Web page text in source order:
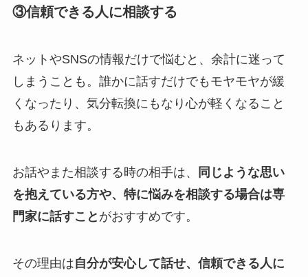
③信頼できる人に相談する
ネットやSNSの情報だけで悩むと、余計に迷って
しまうことも。誰かに話すだけでもモヤモヤが緩
くなったり、気分転換にもなり心が軽くなること
もあるります。
お話やまた相談する時の相手は、
同じような思い
を抱えている方や、特に悩みを相談する場合は専
門家に話すこと がおすすめです。
その理由は自分が安心して話せ、信頼できる人に